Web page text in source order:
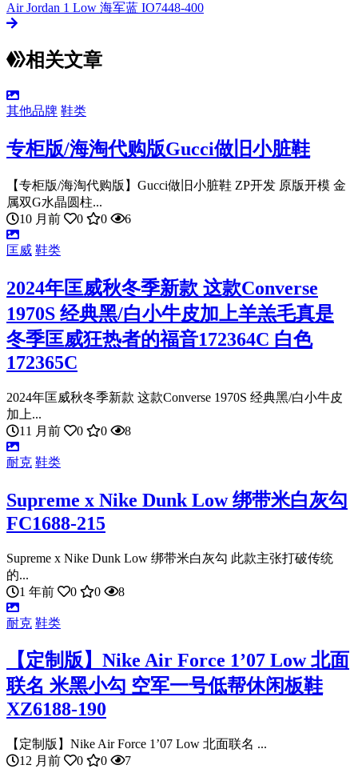
Air Jordan 1 Low 海军蓝 IO7448-400
相关文章
其他品牌 鞋类
专柜版/海淘代购版Gucci做旧小脏鞋
【专柜版/海淘代购版】Gucci做旧小脏鞋 ZP开发 原版开模 金
属双G水晶圆柱...
10 月前
0 0 6
匡威 鞋类
2024年匡威秋冬季新款 这款Converse
1970S 经典黑/白小牛皮加上羊羔毛真是
冬季匡威狂热者的福音172364C 白色
172365C
2024年匡威秋冬季新款 这款Converse 1970S 经典黑/白小牛皮
加上...
11 月前
0 0 8
耐克 鞋类
Supreme x Nike Dunk Low 绑带米白灰勾
FC1688-215
Supreme x Nike Dunk Low 绑带米白灰勾 此款主张打破传统
的...
1 年前
0 0 8
耐克 鞋类
【定制版】Nike Air Force 1’07 Low 北面
联名 米黑小勾 空军一号低帮休闲板鞋
XZ6188-190
【定制版】Nike Air Force 1’07 Low 北面联名 ...
12 月前
0 0 7